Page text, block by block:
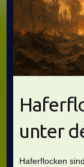
unter
Haferflocken